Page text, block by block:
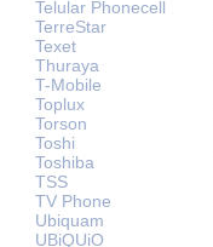
Telular Phonecell
TerreStar
Texet
Thuraya
T-Mobile
Toplux
Torson
Toshi
Toshiba
TSS
TV Phone
Ubiquam
UBiQUiO